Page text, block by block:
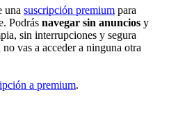
una suscripción premium para
Podrás navegar sin anuncios y
sin interrupciones y segura
no vas a acceder a ninguna otra
a premium.